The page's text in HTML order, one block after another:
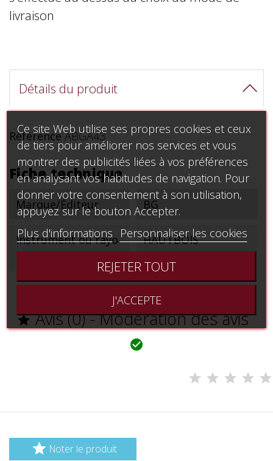
livraison
Détails du produit
Référence ABGA43
Fiche technique
Marque/Éditeur BG
Instrument ou rayo
n
HAUTBOIS
Avis (0) - Modération des avis

 Noter le produit
Ce site Web utilise ses propres cookies et ceux
de tiers pour améliorer nos services et vous
montrer des publicités liées à vos préférences
en analysant vos habitudes de navigation. Pour
donner votre consentement à son utilisation,
appuyez sur le bouton Accepter.
Plus d'informations
Personnaliser les cookies
REJETER TOUT
J'ACCEPTE